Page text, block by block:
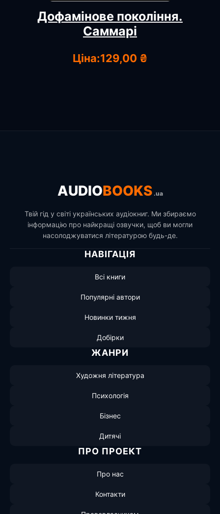
Дофамінове покоління.
Саммарі
Ціна:129,00 ₴
AUDIOBOOKS .ua
Твій гід у світі українських аудіокниг. Ми збираємо
інформацію про найкращі озвучки, щоб ви могли
насолоджуватися літературою будь-де.
НАВІГАЦІЯ
Всі книги
Популярні автори
Новинки тижня
Добірки
ЖАНРИ
Художня література
Психологія
Бізнес
Дитячі
ПРО ПРОЕКТ
Про нас
Контакти